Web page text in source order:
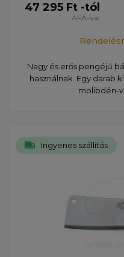
47 295 Ft -tól
ÁFÁ-val
Nagy és erős pengéjű
használnak. Egy darab
molibdén-
Ingyenes szállítás